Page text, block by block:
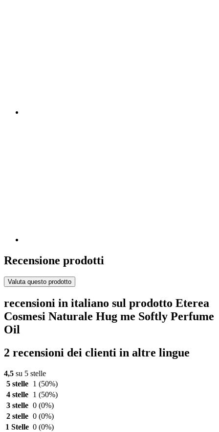
Recensione prodotti
Valuta questo prodotto
recensioni in italiano sul prodotto Eterea
Cosmesi Naturale Hug me Softly Perfume
Oil
2 recensioni dei clienti in altre lingue
4,5 su 5 stelle
5 stelle
1 (50%)
4 stelle
1 (50%)
3 stelle 0 (0%)
2 stelle 0 (0%)
1 Stelle 0 (0%)